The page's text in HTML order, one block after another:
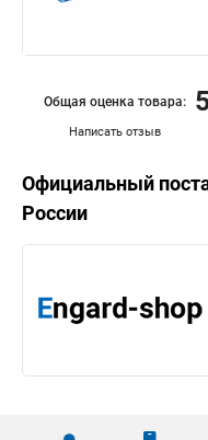
Написать отзыв
Общая оценка товара:
Официальный
России